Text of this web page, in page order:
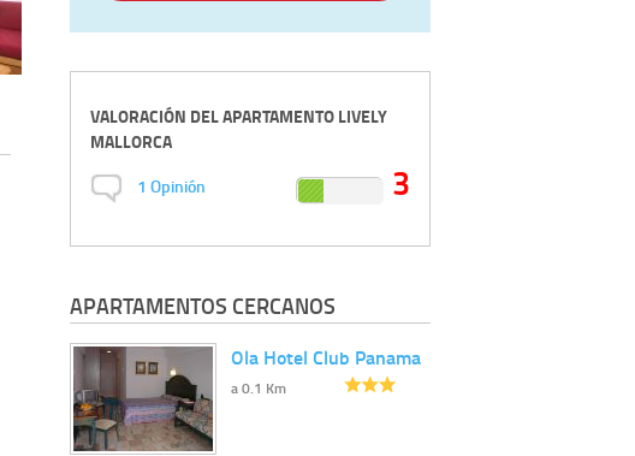
VALORACIÓN DELAPARTAMENTO LIVELY
MALLORCA
1 Opinión 3
APARTAMENTOS CERCANOS
Ola Hotel Club Panama
a 0.1 Km